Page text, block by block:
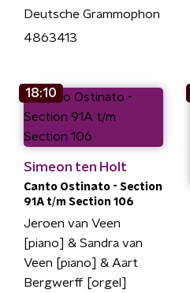
Deutsche Grammophon
4863413
18:10
Simeon ten Holt
Canto Ostinato - Section
91A t/m Section 106
Jeroen van Veen
[piano] & Sandra van
Veen [piano] & Aart
Bergwerff [orgel]